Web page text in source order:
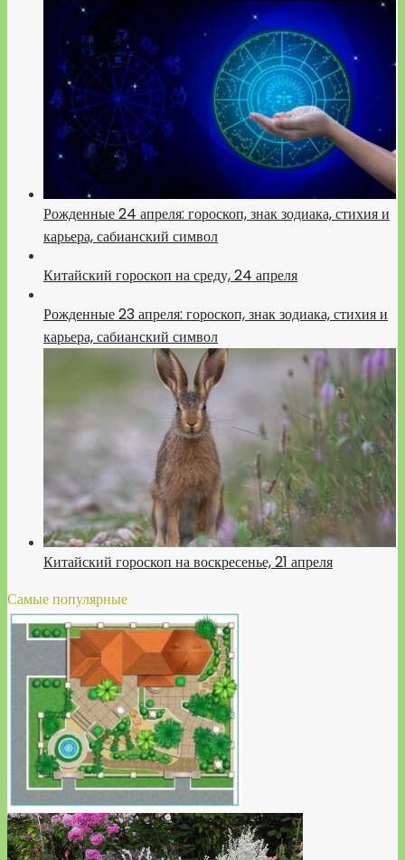
Рожденные 24 апреля: гороскоп, знак зодиака, стихия и
карьера, сабианский символ
Китайский гороскоп на среду, 24 апреля
Рожденные 23 апреля: гороскоп, знак зодиака, стихия и
карьера, сабианский символ
Китайский гороскоп на воскресенье, 21 апреля
Самые популярные